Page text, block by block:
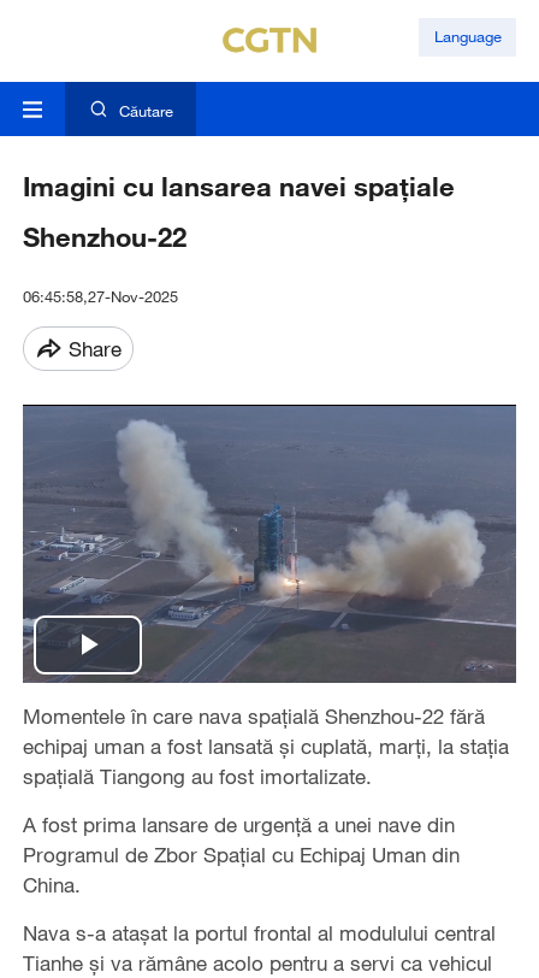
Language
Căutare
Imagini cu lansarea navei spațiale
Shenzhou-22
06:45:58,27-Nov-2025
Share
Play
Video
Momentele în care nava spațială Shenzhou-22 fără
echipaj uman a fost lansată și cuplată, marți, la stația
spațială Tiangong au fost imortalizate.
A fost prima lansare de urgență a unei nave din
Programul de Zbor Spațial cu Echipaj Uman din
China.
Nava s-a atașat la portul frontal al modulului central
Tianhe și va rămâne acolo pentru a servi ca vehicul